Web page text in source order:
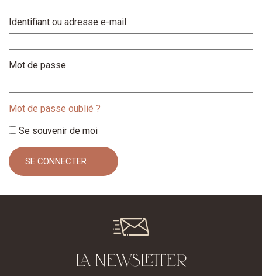
Identifiant ou adresse e-mail
Mot de passe
Mot de passe oublié ?
Se souvenir de moi
LA NEWSLETTER